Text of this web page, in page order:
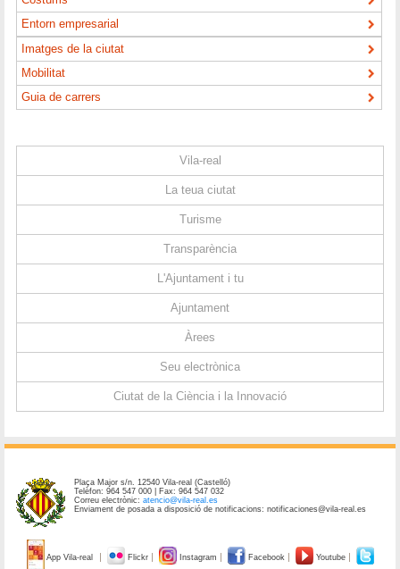
Entorn empresarial
Imatges de la ciutat
Mobilitat
Guia de carrers
Vila-real
La teua ciutat
Turisme
Transparència
L'Ajuntament i tu
Ajuntament
Àrees
Seu electrònica
Ciutat de la Ciència i la Innovació
Plaça Major s/n. 12540 Vila-real (Castelló)
Telèfon: 964 547 000 | Fax: 964 547 032
Correu electrònic:atencio@vila-real.es
Enviament de posada a disposició de notificacions: notificaciones@vila-real.es
App Vila-real Flickr Instagram Facebook Youtube